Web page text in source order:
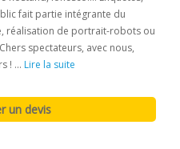
fait partie intégrante du
réalisation de portrait-robots ou
spectateurs, avec nous,
! ... Lire la suite